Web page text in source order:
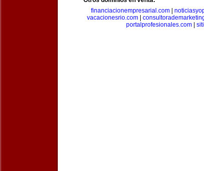
financiacionempresarial.com
vacacionesrio.com
portalprofesionales.com|